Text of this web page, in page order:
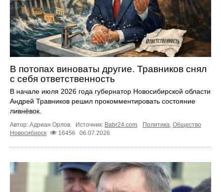
В потопах виноваты другие. Травников снял
с себя ответственность
В начале июля 2026 года губернатор Новосибирской области
Андрей Травников решил прокомментировать состояние
ливнёвок.
Автор: Адриан Орлов. Источник: Babr24.com. Политика, Общество
Новосибирск
16456 06.07.2026